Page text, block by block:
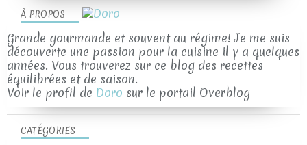
À PROPOS
Grande gourmande et souvent au régime! Je me suis
découverte une passion pour la cuisine il y a quelques
années. Vous trouverez sur ce blog des recettes
équilibrées et de saison.
Voir le profil de Doro sur le portail Overblog
CATÉGORIES